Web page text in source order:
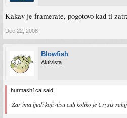
Kakav je framerate, pogotovo kad ti
Dec 22, 2008
Blowfish
Aktivista
hurmash1ca said:
Zar ima ljudi koji nisu culi koliko je Crysis